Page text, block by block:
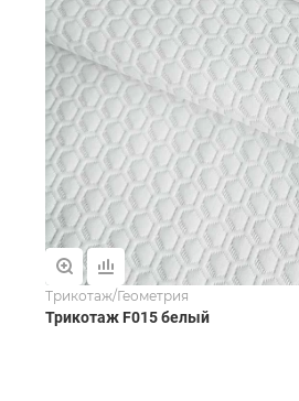
Трикотаж/Геометрия
Трикотаж F015 белый